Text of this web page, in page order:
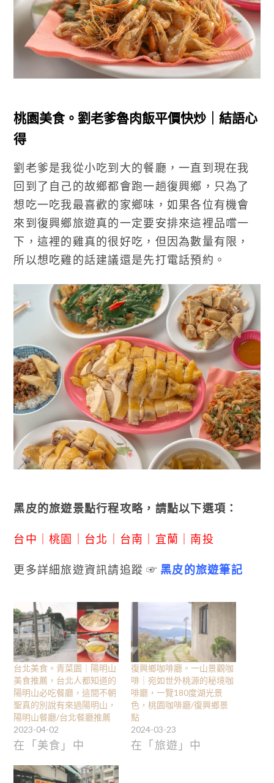
桃園美食。劉老爹魯肉飯平價快炒｜結語心
得
劉老爹是我從小吃到大的餐廳，一直到現在我
回到了自己的故鄉都會跑一趟復興鄉，只為了
想吃一吃我最喜歡的家鄉味，如果各位有機會
來到復興鄉旅遊真的一定要安排來這裡品嚐一
下，這裡的雞真的很好吃，但因為數量有限，
所以想吃雞的話建議還是先打電話預約。
黑皮的旅遊景點行程攻略，請點以下選項：
台中 ｜桃園 台北 台南 宜蘭 南投
更多詳細旅遊資訊請追蹤 ☞ 黑皮的旅遊筆記
台北美食。青菜園｜陽明山
美食推薦，台北人都知道的
陽明山必吃餐廳，這間不朝
聖真的別說有來過陽明山，
陽明山餐廳/台北餐廳推薦
2023-04-02
在「美食」中
復興鄉咖啡廳。一山景觀咖
啡｜宛如世外桃源的秘境咖
啡廳，一覽180度湖光景
色，桃園咖啡廳/復興鄉景
點
2024-03-23
在「旅遊」中